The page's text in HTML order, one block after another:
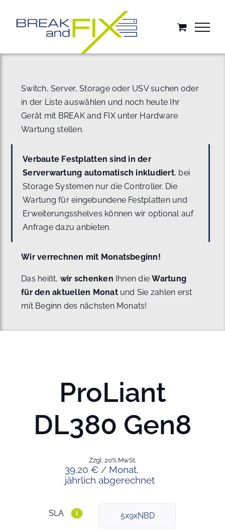
springen
Switch, Server, Storage oder USV suchen oder
in der Liste auswählen und noch heute Ihr
Gerät mit BREAK and FIX unter Hardware
Wartung stellen.
Verbaute Festplatten sind in der
Serverwartung automatisch inkludiert, bei
Storage Systemen nur die Controller. Die
Wartung für eingebundene Festplatten und
Erweiterungsshelves können wir optional auf
Anfrage dazu anbieten.
Wir verrechnen mit Monatsbeginn!
Das heißt, wir schenken Ihnen dieWartung
für den aktuellen Monat und Sie zahlen erst
mit Beginn des nächsten Monats!
ProLiant
DL380 Gen8
39.20 € / Monat,
jährlich abgerechnet
Zzgl. 20% MwSt.
SLA i 5x9xNBD